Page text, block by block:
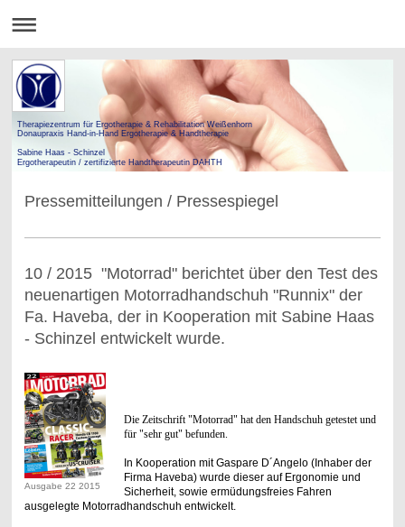
Therapiezentrum für Ergotherapie & Rehabilitation Weißenhorn
Donaupraxis Hand-in-Hand Ergotherapie & Handtherapie
Sabine Haas - Schinzel
Ergotherapeutin / zertifizierte Handtherapeutin DAHTH
Pressemitteilungen / Pressespiegel
10 / 2015 "Motorrad" berichtet über den Test des
neuenartigen Motorradhandschuh "Runnix" der
Fa. Haveba, der in Kooperation mit Sabine Haas
- Schinzel entwickelt wurde.
Ausgabe 22 2015
Die Zeitschrift "Motorrad" hat den Handschuh getestet und
für "sehr gut" befunden.
In Kooperation mit Gaspare D´Angelo (Inhaber der
Firma Haveba) wurde dieser auf Ergonomie und
Sicherheit, sowie ermüdungsfreies Fahren
ausgelegte Motorradhandschuh entwickelt.